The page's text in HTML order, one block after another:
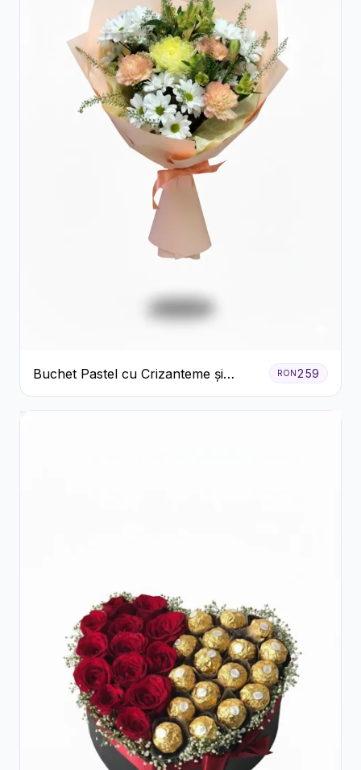
Buchet Pastel cu Crizanteme și
Garoafe
RON 259